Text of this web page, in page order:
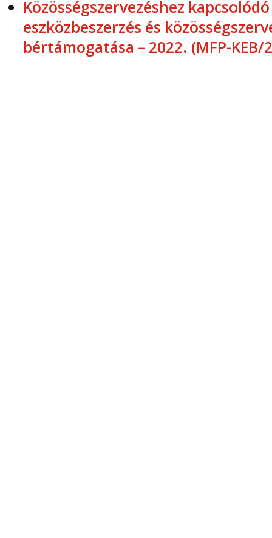
Közösségszervezéshez kapcsolódó
eszközbeszerzés és
bértámogatása – 2022. (MFP-KEB/